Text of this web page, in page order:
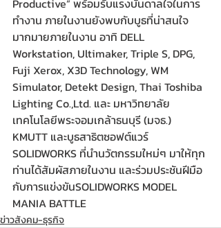
ทำงาน ภายในงานยังพบกับบูธที่น่าสนใจ
มากมายภายในงาน อาทิ DELL
Workstation, Ultimaker, Triple S, DPG,
Fuji Xerox, X3D Technology, WM
Simulator, Detekt Design, Thai Toshiba
Lighting Co.,Ltd. และ มหาวิทยาลัย
เทคโนโลยีพระจอมเกล้าธนบุรี (มจธ.)
KMUTT และบูธสาธิตซอฟต์แวร์
SOLIDWORKS ที่นำนวัตกรรมใหม่ๆ มาให้ทุก
ท่านได้สัมผัสภายในงาน และร่วมประชันฝีมือ
กับการแข่งขันSOLIDWORKS MODEL
MANIA BATTLE
ข่าวสังคม-ธุรกิจ